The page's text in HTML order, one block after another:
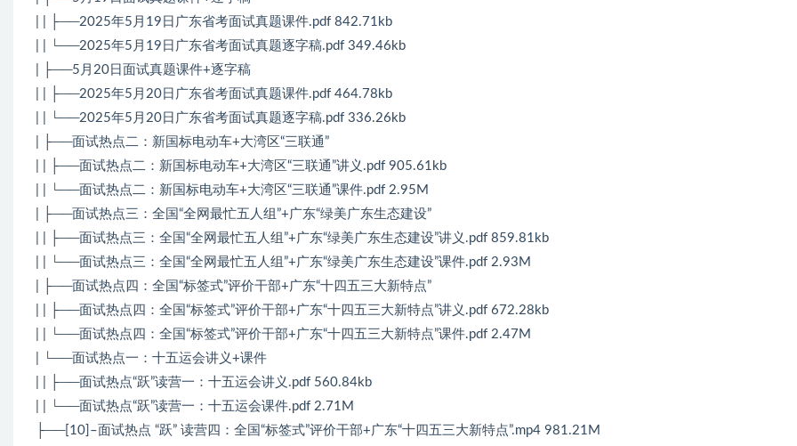
| | ├──2025年5月19日广东省考面试真题课件.pdf 842.71kb
| | └──2025年5月19日广东省考面试真题逐字稿.pdf 349.46kb
| ├──5月20日面试真题课件+逐字稿
| | ├──2025年5月20日广东省考面试真题课件.pdf 464.78kb
| | └──2025年5月20日广东省考面试真题逐字稿.pdf 336.26kb
| ├──面试热点二：新国标电动车+大湾区“三联通”
| | ├──面试热点二：新国标电动车+大湾区“三联通”讲义.pdf 905.61kb
| | └──面试热点二：新国标电动车+大湾区“三联通”课件.pdf 2.95M
| ├──面试热点三：全国“全网最忙五人组”+广东“绿美广东生态建设”
| | ├──面试热点三：全国“全网最忙五人组”+广东“绿美广东生态建设”讲义.pdf 859.81kb
| | └──面试热点三：全国“全网最忙五人组”+广东“绿美广东生态建设”课件.pdf 2.93M
| ├──面试热点四：全国“标签式”评价干部+广东“十四五三大新特点”
| | ├──面试热点四：全国“标签式”评价干部+广东“十四五三大新特点”讲义.pdf 672.28kb
| | └──面试热点四：全国“标签式”评价干部+广东“十四五三大新特点”课件.pdf 2.47M
| └──面试热点一：十五运会讲义+课件
| | ├──面试热点“跃”读营一：十五运会讲义.pdf 560.84kb
| | └──面试热点“跃”读营一：十五运会课件.pdf 2.71M
├──[10]–面试热点 “跃” 读营四：全国“标签式”评价干部+广东“十四五三大新特点”.mp4 981.21M